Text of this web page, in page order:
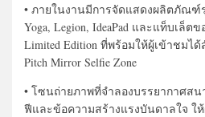
• ภายในงานมีการจัดแสดงผลิตภัณ
Yoga, Legion, IdeaPad และแท็บเล็ต
Limited Edition ที่พร้อมให้ผู้เข้าชมไ
Pitch Mirror Selfie Zone
• โซนถ่ายภาพที่จำลองบรรยากาศส
ฟีและข้อความสร้างแรงบันดาลใจ ใ